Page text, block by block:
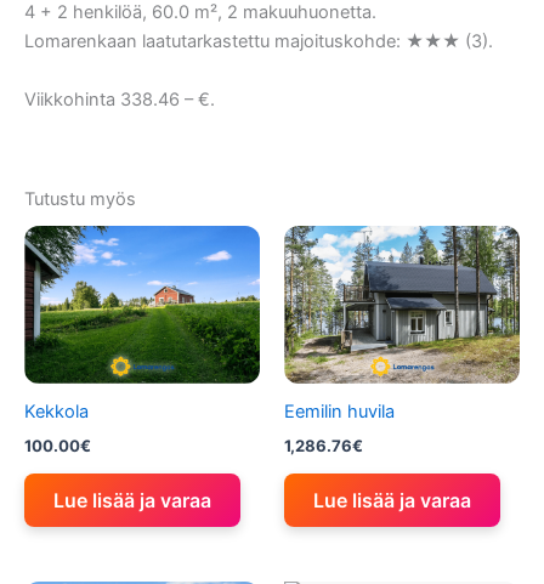
4 + 2 henkilöä, 60.0 m², 2 makuuhuonetta.
Lomarenkaan laatutarkastettu majoituskohde: ★★★ (3).
Viikkohinta 338.46 – €.
Tutustu myös
Kekkola
100.00€
Lue lisää ja varaa
Eemilin huvila
1,286.76€
Lue lisää ja varaa